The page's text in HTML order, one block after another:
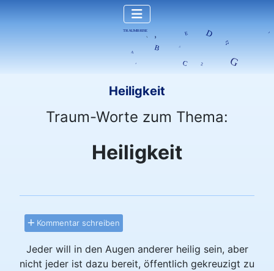
Heiligkeit
Traum-Worte zum Thema:
Heiligkeit
Kommentar schreiben
Jeder will in den Augen anderer heilig sein, aber
nicht jeder ist dazu bereit, öffentlich gekreuzigt zu